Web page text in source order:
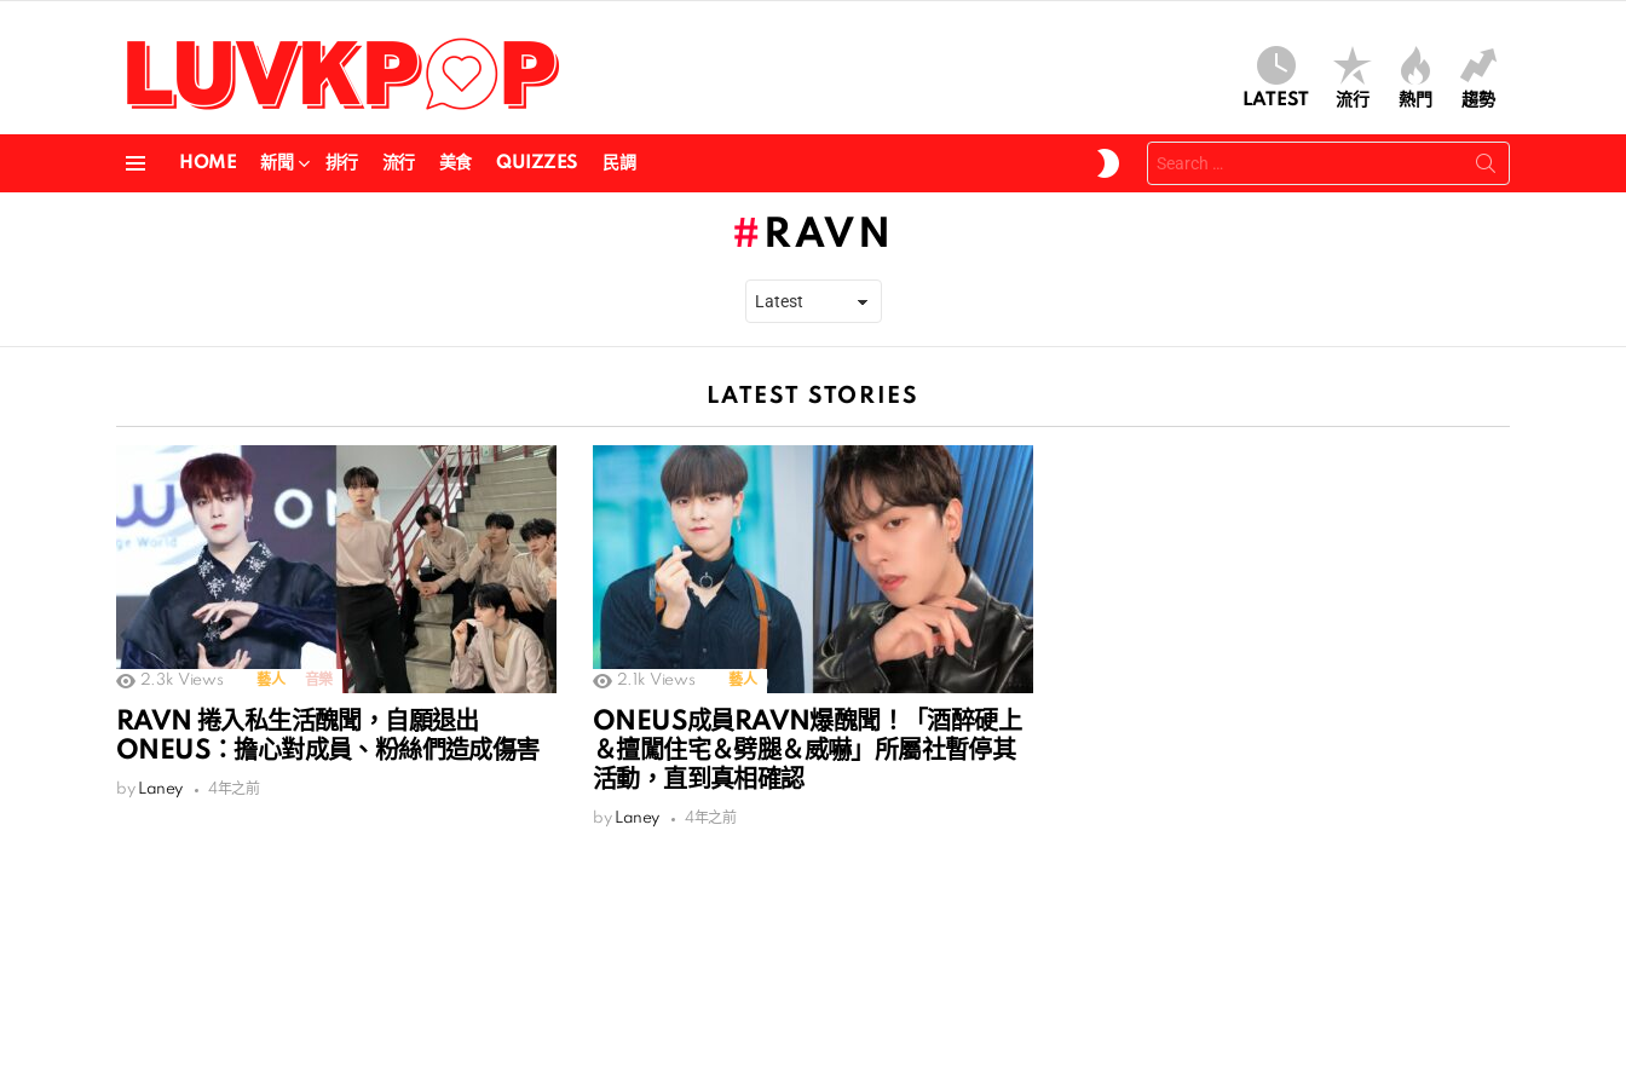
LATEST 流行 熱門 趨勢
HOME 新聞 排行 流行 美食 QUIZZES 民調
SKIN
Search
for:
RAVN
LATEST STORIES
2.3k Views 藝人 音樂
RAVN 捲入私生活醜聞，自願退出
ONEUS：擔心對成員、粉絲們造成傷害
by Laney 4年之前
2.1k Views 藝人
ONEUS成員RAVN爆醜聞！「酒醉硬上
＆擅闖住宅＆劈腿＆威嚇」所屬社暫停其
活動，直到真相確認
by Laney 4年之前